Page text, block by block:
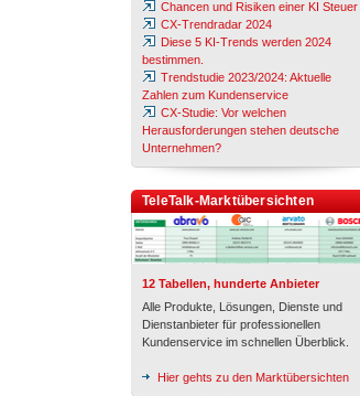
Chancen und Risiken einer KI Steuer
CX-Trendradar 2024
Diese 5 KI-Trends werden 2024
bestimmen.
Trendstudie 2023/2024: Aktuelle
Zahlen zum Kundenservice
CX-Studie: Vor welchen
Herausforderungen stehen deutsche
Unternehmen?
TeleTalk-Marktübersichten
12 Tabellen, hunderte Anbieter
Alle Produkte, Lösungen, Dienste und
Dienstanbieter für professionellen
Kundenservice im schnellen Überblick.
Hier gehts zu den Marktübersichten